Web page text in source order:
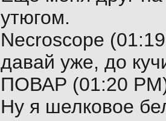
утюгом.
Necroscope
давай уже, до
ПОВАР (01:20
Ну я шелковое